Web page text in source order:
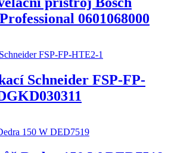
0601068000
Schneider FSP-FP-